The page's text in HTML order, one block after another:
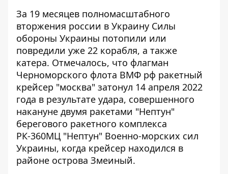
За 19 месяцев полномасштабного
вторжения россии в Украину Силы
обороны Украины потопили или
повредили уже 22 корабля, а также
катера. Отмечалось, что флагман
Черноморского флота ВМФ рф ракетный
крейсер "москва" затонул 14 апреля 2022
года в результате удара, совершенного
накануне двумя ракетами "Нептун"
берегового ракетного комплекса
РК-360МЦ "Нептун" Военно-морских сил
Украины, когда крейсер находился в
районе острова Змеиный.